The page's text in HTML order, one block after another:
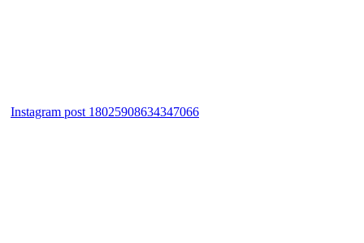
Instagram post 18025908634347066